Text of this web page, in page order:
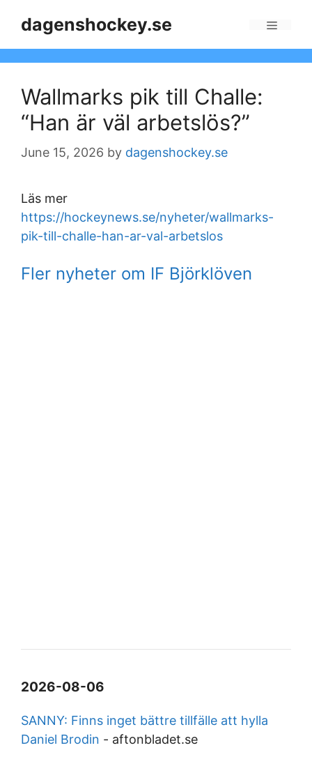
dagenshockey.se
Wallmarks pik till Challe:
“Han är väl arbetslös?”
June 15, 2026 by dagenshockey.se
Läs mer
https://hockeynews.se/nyheter/wallmarks-
pik-till-challe-han-ar-val-arbetslos
Fler nyheter om IF Björklöven
2026-08-06
SANNY: Finns inget bättre tillfälle att hylla
Daniel Brodin - aftonbladet.se